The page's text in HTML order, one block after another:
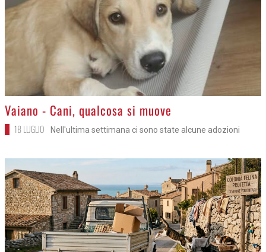
>
Vaiano - Cani, qualcosa si muove
18 LUGLIO Nell'ultima settimana ci sono state alcune adozioni